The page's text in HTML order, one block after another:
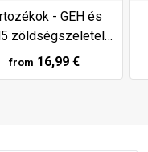
- GEH és
zöldségszeletelő
gépekhez
from 16,99 €